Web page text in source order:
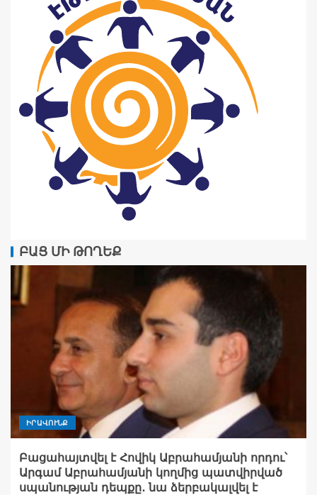
ԲԱՑ ՄԻ ԹՈՂԵՔ
ԻՐԱՎՈՒՆՔ
Բացահայտվել է Հովիկ Աբրահամյանի որդու՝
Արգամ Աբրահամյանի կողմից պատվիրված
սպանության դեպքը․ նա ձերբակալվել է